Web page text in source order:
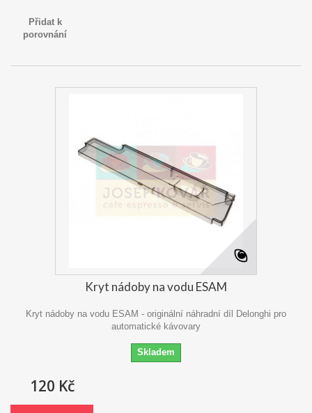
Přidat k
porovnání
Kryt nádoby na vodu ESAM
Kryt nádoby na vodu ESAM - originální náhradní díl Delonghi pro
automatické kávovary
Skladem
120 Kč